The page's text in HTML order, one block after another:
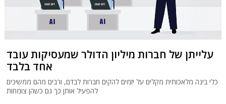
עלייתן של חברות מיליון הדולר שמעסיקות עובד
אחד בלבד
כלי בינה מלאכותית מקלים על יזמים להקים חברות לבדם, ורבים מהם ממשיכים
להפעיל אותן כך גם כשהן צומחות